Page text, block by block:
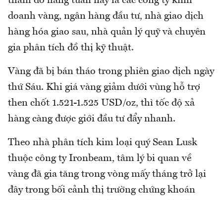
doanh vàng, ngân hàng đầu tư, nhà giao dịch
hàng hóa giao sau, nhà quản lý quỹ và chuyên
gia phân tích đồ thị kỹ thuật.
Vàng đã bị bán tháo trong phiên giao dịch ngày
thứ Sáu. Khi giá vàng giảm dưới vùng hỗ trợ
then chốt 1.521-1.525 USD/oz, thì tốc độ xả
hàng càng được giới đầu tư đẩy nhanh.
Theo nhà phân tích kim loại quý Sean Lusk
thuộc công ty Ironbeam, tâm lý bi quan về
vàng đã gia tăng trong vòng mấy tháng trở lại
đây trong bối cảnh thị trường chứng khoán